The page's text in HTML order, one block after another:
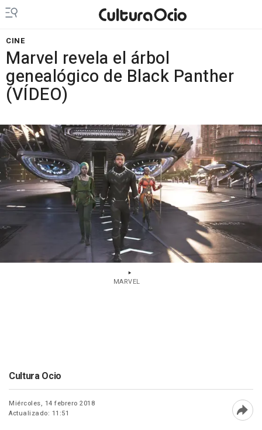
CINE
Marvel revela el árbol
genealógico de Black Panther
(VÍDEO)
MARVEL
Cultura Ocio
Miércoles, 14 febrero 2018
Actualizado: 11:51